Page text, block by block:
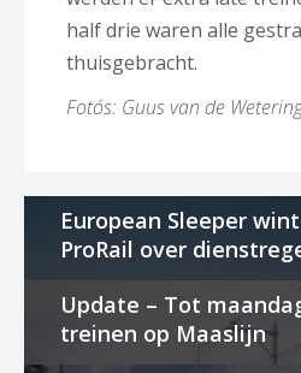
half drie waren alle
thuisgebracht.
Foto´s: Guus van de
European Sleeper
ProRail over
Update – Tot
treinen op Maaslijn